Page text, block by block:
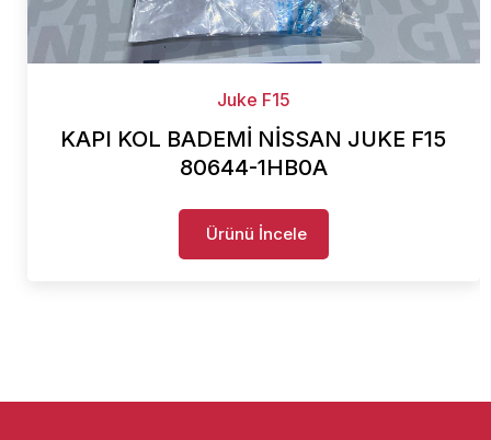
Juke F15
KAPI KOL BADEMİ NİSSAN JUKE F15
80644-1HB0A
Ürünü İncele